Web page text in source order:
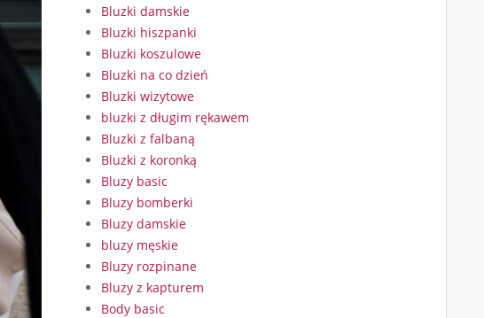
Bluzki damskie
Bluzki hiszpanki
Bluzki koszulowe
Bluzki na co dzień
Bluzki wizytowe
bluzki z długim rękawem
Bluzki z falbaną
Bluzki z koronką
Bluzy basic
Bluzy bomberki
Bluzy damskie
bluzy męskie
Bluzy rozpinane
Bluzy z kapturem
Body basic